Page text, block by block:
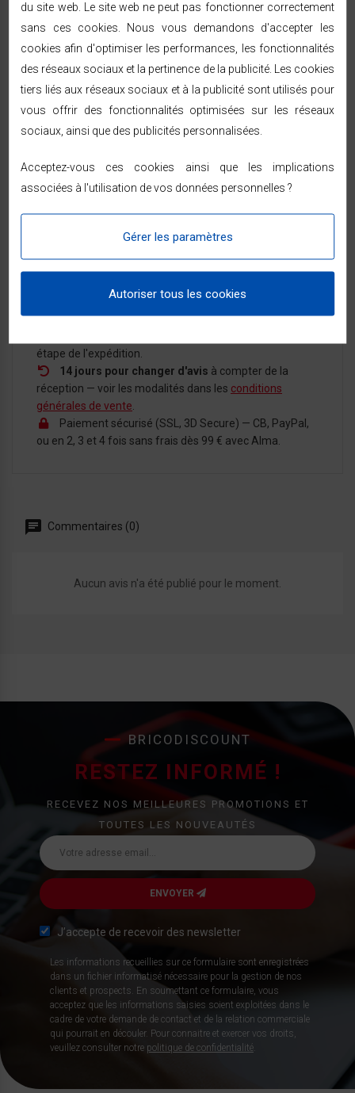
Sans pales : esthétique sobre et soignée s’adaptant à
tous types d’environnements
Finition de haute qualité : 100 % plastique ABS et anneau
lumineux à LED
3 vitesses et 3 modes permettant d’ajuster le niveau de
ventilation souhaité
pour un confort d’utilisation optimal
LIVRAISON & RETOURS
domicile sous 48/72h ouvrées par Chronopost ou
GEODIS, partout en France métropolitaine.
étape de l'expédition.
14 jours pour changer d'avis à compter de la
réception — voir les modalités dans les conditions
générales de vente
Paiement sécurisé (SSL, 3D Secure) — CB, PayPal,
ou en 2, 3 et 4 fois sans frais dès 99 € avec Alma.
Commentaires (0)
Aucun avis n'a été publié pour le moment.
BRICODISCOUNT
RESTEZ INFORMÉ !
RECEVEZ NOS MEILLEURES PROMOTIONS ET
TOUTES LES NOUVEAUTÉS
ENVOYER
J’accepte de recevoir des newsletter
Les informations recueillies sur ce formulaire sont enregistrées
dans un fichier informatisé nécessaire pour la gestion de nos
clients et prospects. En soumettant ce formulaire, vous
acceptez que les informations saisies soient exploitées dans le
cadre de votre demande de contact et de la relation commerciale
qui pourrait en découler. Pour connaitre et exercer vos droits,
veuillez consulter notre politique de confidentialité
du site web. Le site web ne peut pas fonctionner correctement
sans ces cookies. Nous vous demandons d'accepter les
cookies afin d'optimiser les performances, les fonctionnalités
des réseaux sociaux et la pertinence de la publicité. Les cookies
tiers liés aux réseaux sociaux et à la publicité sont utilisés pour
vous offrir des fonctionnalités optimisées sur les réseaux
sociaux, ainsi que des publicités personnalisées.
Acceptez-vous ces cookies ainsi que les implications
associées à l'utilisation de vos données personnelles ?
Gérer les paramètres
Autoriser tous les cookies